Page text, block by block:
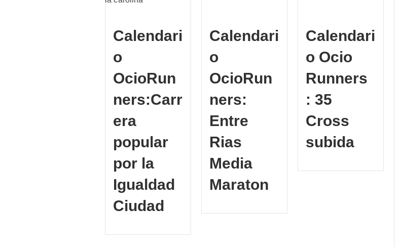
Calendari
o
OcioRun
ners:Carr
era
popular
por la
Igualdad
Ciudad
Calendari
o
OcioRun
ners:
Entre
Rias
Media
Maraton
Calendari
o Ocio
Runners
: 35
Cross
subida